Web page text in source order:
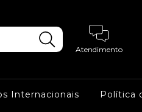
Atendimento
Internacionais Política